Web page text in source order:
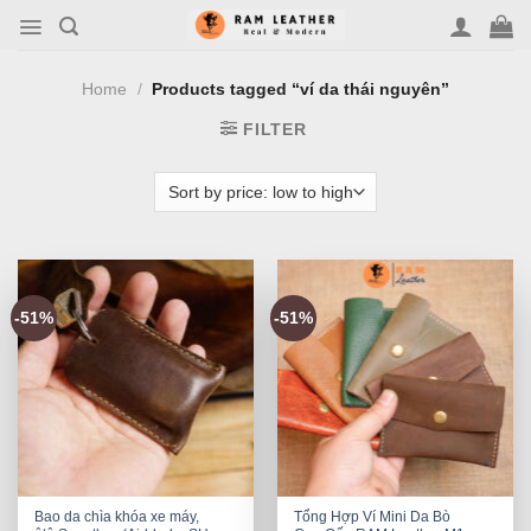
Home
/ Products tagged “ví da thái nguyên”
FILTER
-51%
Bao da chìa khóa xe máy,
-51%
Tổng Hợp Ví Mini Da Bò